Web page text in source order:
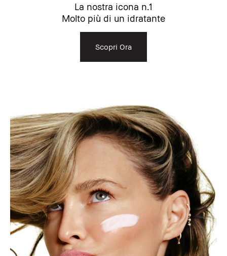
La nostra icona n.1
Molto più di un idratante
Scopri Ora